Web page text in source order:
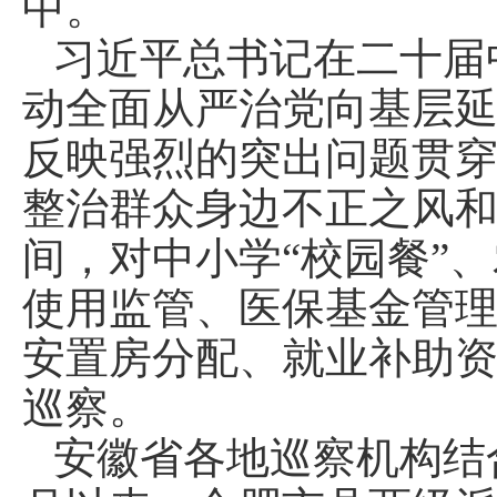
习近平总书记在二十
动全面从严治党向基层
反映强烈的突出问题贯
整治群众身边不正之风
间，对中小学“校园餐”
使用监管、医保基金管
安置房分配、就业补助
巡察。
安徽省各地巡察机构